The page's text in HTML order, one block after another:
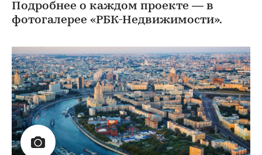
Подробнее о каждом проекте — в
фотогалерее «РБК-Недвижимости».